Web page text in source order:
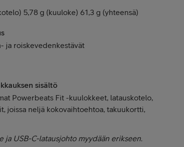
5,78 g (kuuloke) 61,3 g (yhteensä)
ja roiskevedenkestävät
sisältö
Powerbeats Fit -kuulokkeet, latauskotelo,
joissa neljä kokovaihtoehtoa, takuukortti,
ja USB-C-latausjohto myydään erikseen.